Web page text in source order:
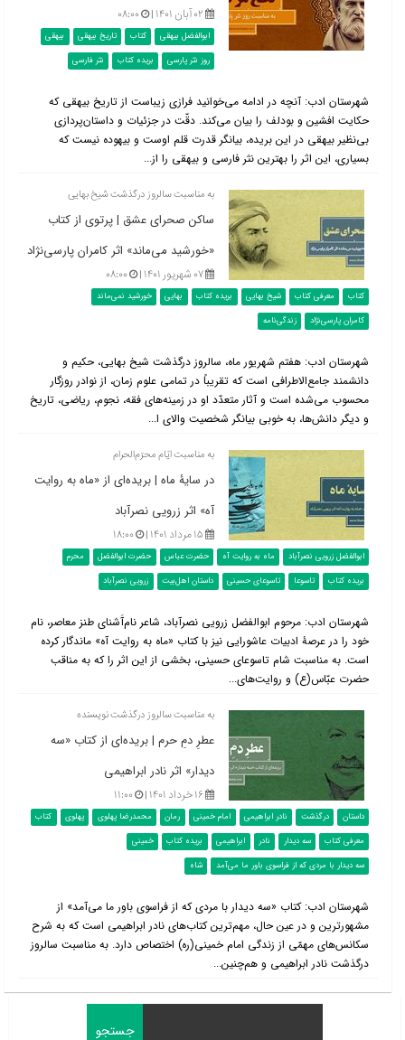
۰۲ آبان ۱۴۰۱ | ۰۸:۰۰
ابوالفضل بیهقی کتاب تاریخ بیهقی
بیهقی
روز نثر پارسی
بریده کتاب نثر فارسی
شهرستان ادب: آنچه در ادامه می‌خوانید فرازی زیباست از تاریخ بیهقی که
حکایت افشین و بودلف را بیان می‌کند. دقّت در جزئیات و داستان‌پردازی
بی‌نظیر بیهقی در این بریده، بیانگر قدرت قلم اوست و بیهوده نیست که
بسیاری، این اثر را بهترین نثر فارسی و بیهقی را از...
به مناسبت سالروز درگذشت شیخ بهایی
ساکن صحرای عشق | پرتوی از کتاب
«خورشید می‌ماند» اثر کامران پارسی‌نژاد
۰۷ شهریور ۱۴۰۱ | ۰۸:۰۰
کتاب معرفی کتاب شیخ بهایی بریده کتاب بهایی
خورشید نمی‌ماند
کامران پارسی‌نژاد
زندگی‌نامه
شهرستان ادب: هفتم شهریور ماه، سالروز درگذشت شیخ بهایی، حکیم و
دانشمند جامع‌الاطرافی است که تقریباً در تمامی علوم زمان، از نوادر روزگار
محسوب می‌شده است و آثار متعدّد او در زمینه‌های فقه، نجوم، ریاضی، تاریخ
و دیگر دانش‌ها، به خوبی بیانگر شخصیت والای ا...
به مناسبت ایّام محرّم‌الحرام
در سایۀ ماه | بریده‌ای از «ماه به روایت
آه» اثر زرویی نصرآباد
۱۵ مرداد ۱۴۰۱ | ۱۸:۰۰
ابوالفضل زرویی نصرآباد ماه به روایت آه حضرت عباس حضرت ابوالفضل
محرم
بریده کتاب
تاسوعا تاسوعای حسینی داستان اهل‌بیت زرویی نصرآباد
شهرستان ادب: مرحوم ابوالفضل زرویی نصرآباد، شاعر نام‌آَشنای طنز معاصر، نام
خود را در عرصۀ ادبیات عاشورایی نیز با کتاب «ماه به روایت آه» ماندگار کرده
است. به مناسبت شام تاسوعای حسینی، بخشی از این اثر را که به مناقب
حضرت عبّاس(ع) و روایت‌های...
به مناسبت سالروز درگذشت نویسنده
عطرِ دمِ حرم | بریده‌ای از کتاب «سه
دیدار» اثر نادر ابراهیمی
۱۶ خرداد ۱۴۰۱ | ۱۱:۰۰
داستان درگذشت نادر ابراهیمی امام خمینی رمان محمدرضا پهلوی پهلوی
کتاب
معرفی کتاب
سه دیدار نادر ابراهیمی بریده کتاب
خمینی
سه دیدار با مردی که از فراسوی باور ما می‌آمد
شاه
شهرستان ادب: کتاب «سه دیدار با مردی که از فراسوی باور ما می‌آمد» از
مشهورترین و در عین حال، مهم‌ترین کتاب‌های نادر ابراهیمی است که به شرح
سکانس‌های مهمّی از زندگی امام خمینی(ره) اختصاص دارد. به مناسبت سالروز
درگذشت نادر ابراهیمی و هم‌چنین...